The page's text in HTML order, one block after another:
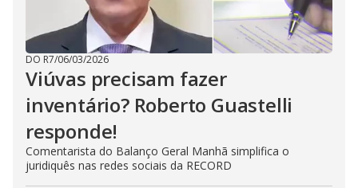
DO R7/06/03/2026
Viúvas precisam fazer
inventário? Roberto Guastelli
responde!
Comentarista do Balanço Geral Manhã simplifica o
juridiquês nas redes sociais da RECORD